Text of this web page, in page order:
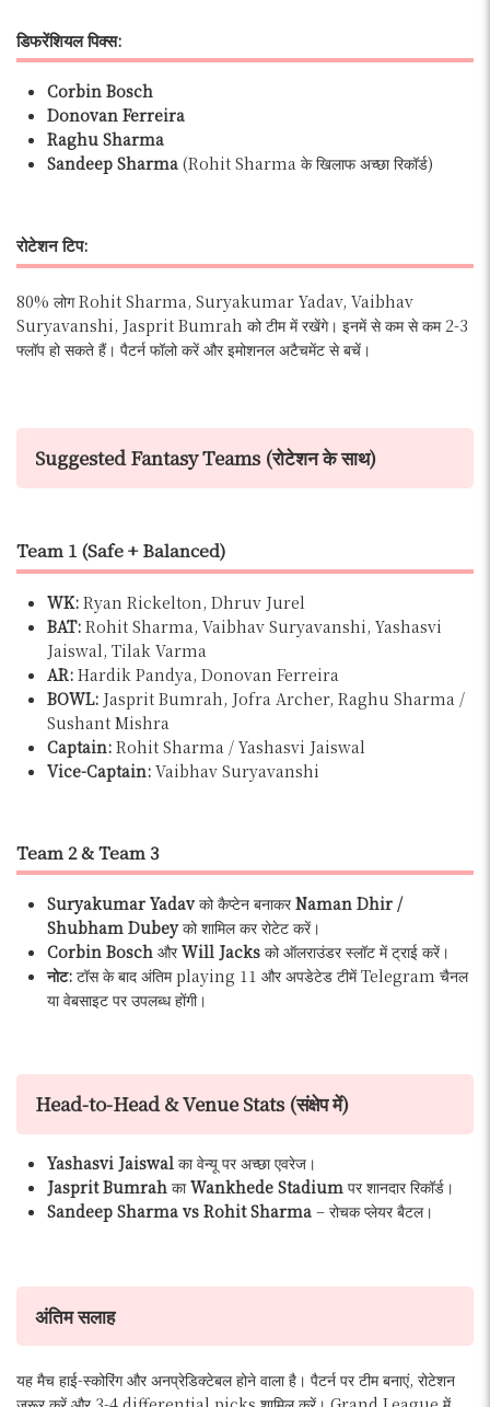
डिफरेंशियल पिक्स:
Corbin Bosch
Donovan Ferreira
Raghu Sharma
Sandeep Sharma (Rohit Sharma के खिलाफ अच्छा रिकॉर्ड)
रोटेशन टिप:
80% लोग Rohit Sharma, Suryakumar Yadav, Vaibhav
Suryavanshi, Jasprit Bumrah को टीम में रखेंगे। इनमें से कम से कम 2-3
फ्लॉप हो सकते हैं। पैटर्न फॉलो करें और इमोशनल अटैचमेंट से बचें।
Suggested Fantasy Teams (रोटेशन के साथ)
Team 1 (Safe + Balanced)
WK: Ryan Rickelton, Dhruv Jurel
BAT: Rohit Sharma, Vaibhav Suryavanshi, Yashasvi
Jaiswal, Tilak Varma
AR: Hardik Pandya, Donovan Ferreira
BOWL: Jasprit Bumrah, Jofra Archer, Raghu Sharma /
Sushant Mishra
Captain: Rohit Sharma / Yashasvi Jaiswal
Vice-Captain: Vaibhav Suryavanshi
Team 2 & Team 3
Suryakumar Yadav को कैप्टेन बनाकरNaman Dhir /
Shubham Dubeyको शामिल कर रोटेट करें।
Corbin Bosch औरWill Jacks को ऑलराउंडर स्लॉट में ट्राई करें।
नोट: टॉस के बाद अंतिम playing 11 और अपडेटेड टीमें Telegram चैनल
या वेबसाइट पर उपलब्ध होंगी।
Head-to-Head & Venue Stats (संक्षेप में)
Yashasvi Jaiswal का वेन्यू पर अच्छा एवरेज।
Jasprit Bumrah काWankhede Stadium पर शानदार रिकॉर्ड।
Sandeep Sharma vs Rohit Sharma – रोचक प्लेयर बैटल।
अंतिम सलाह
यह मैच हाई-स्कोरिंग और अनप्रेडिक्टेबल होने वाला है। पैटर्न पर टीम बनाएं, रोटेशन